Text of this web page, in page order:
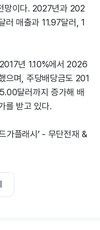
망이다. 2027년과 202
매출과 11.97달러, 1
년 1.10%에서 2026
으며, 주당배당금도 201
달러까지 증가해 배
를 받고 있다.
가플래시’ - 무단전재 &